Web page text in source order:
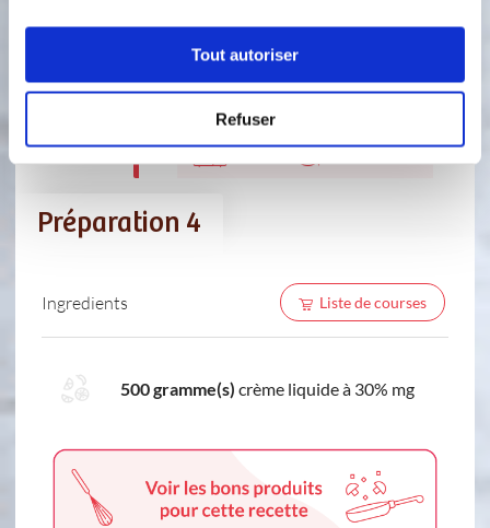
Tout autoriser
Refuser
2
blancs en neige qui continue de
battre. Verser dans un récipient et
mettre en attente dans le
5
Préparation 4
Ingredients Liste de courses
500 gramme(s) crème liquide à 30% mg